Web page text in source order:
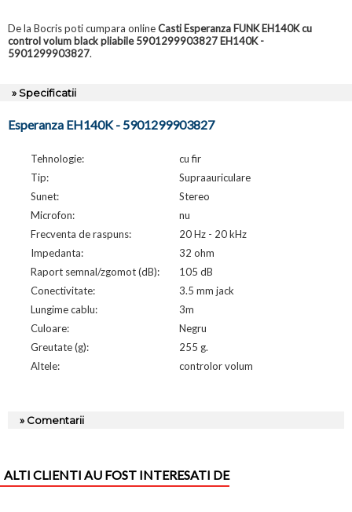
De la Bocris poti cumpara onlineCasti Esperanza FUNK EH140K cu
control volum black pliabile 5901299903827 EH140K -
5901299903827.
» Specificatii
Esperanza EH140K - 5901299903827
Tehnologie:
cu fir
Tip:
Supraauriculare
Sunet:
Stereo
Microfon:
nu
Frecventa de raspuns:
20 Hz - 20 kHz
Impedanta:
32 ohm
Raport semnal/zgomot (dB):
105 dB
Conectivitate:
3.5 mm jack
Lungime cablu:
3m
Culoare:
Negru
Greutate (g):
255 g.
Altele:
controlor volum
» Comentarii
ALTI CLIENTI AU FOST INTERESATI DE